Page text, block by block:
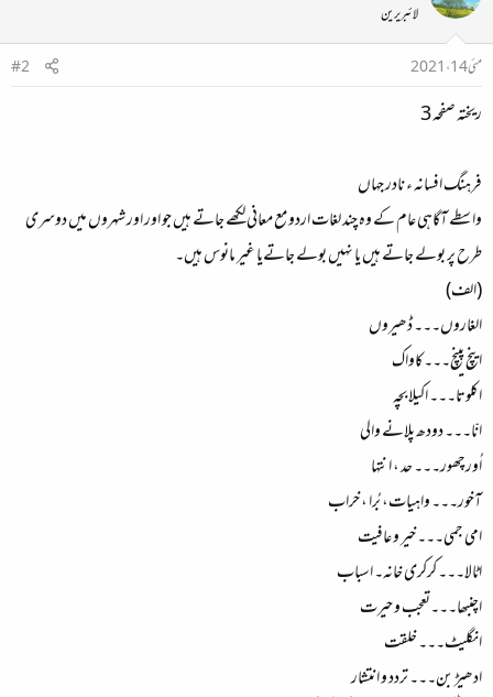
لائبریرین
مئی 14، 2021
#2
ریختہ صفحہ 3
فرہنگ افسانہ ء نادر جہاں
واسطے آگاہی عام کے وہ چند لغات اردو مع معانی لکھے جاتے ہیں جو اور اور شہروں میں دوسری
طرح پر بولے جاتے ہیں یا نہیں بولے جاتےیا غیر مانوس ہیں۔
(الف)
الغاروں۔۔۔ ڈھیروں
اینچ پینچ۔۔۔کاواک
اکلوتا۔۔۔ اکیلا بچہ
انّا۔۔۔ دودھ پلانے والی
اُورچھور۔۔۔ حد ، انتہا
آخور۔۔۔ واہیات، بُرا ، خراب
امی جمی۔۔۔ خیر و عافیت
اٹالا۔۔۔ کرکری خانہ۔ اسباب
اچنبھا۔۔۔تعجب و حیرت
انگلیٹ۔۔۔ خلقت
ادھیڑ بن۔۔۔ تردد و انتشار